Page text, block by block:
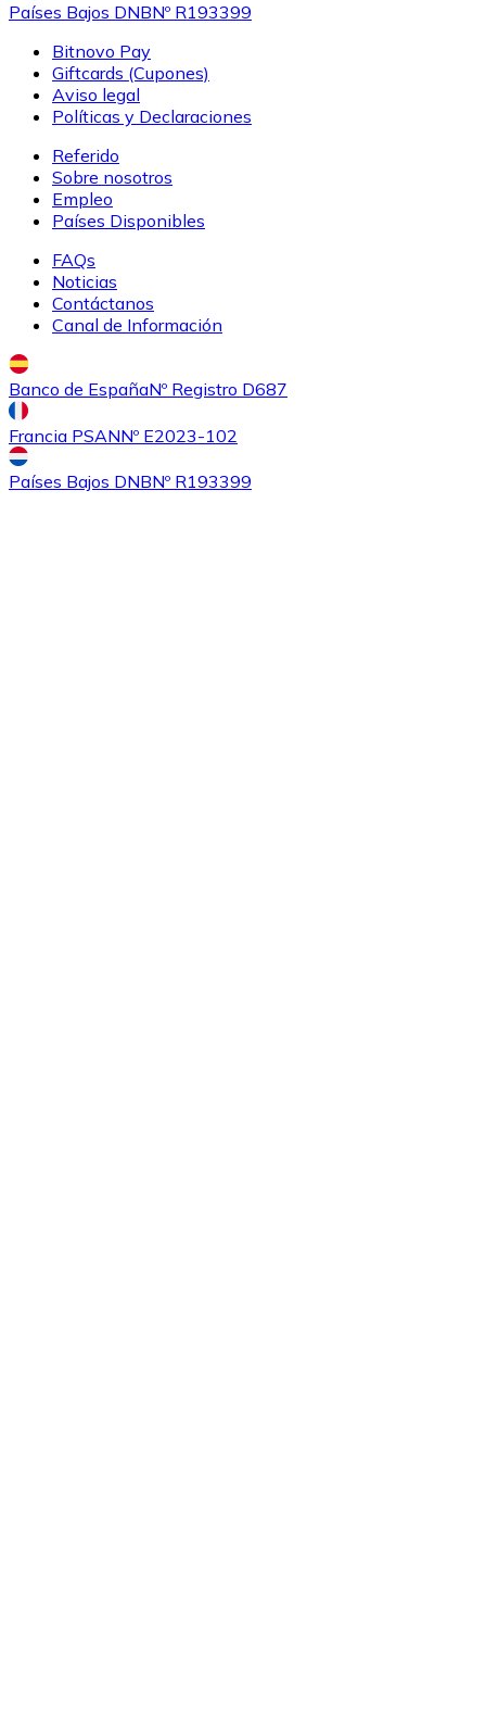
ComprarUniswap
UNI
Comprar
tarjeta
Países Bajos DNBNº R193399
Bitnovo Pay
Giftcards (Cupones)
Aviso legal
Políticas y Declaraciones
Referido
Sobre nosotros
Empleo
Países Disponibles
FAQs
Noticias
Contáctanos
Canal de Información
Banco de EspañaNº Registro D687
Francia PSANNº E2023-102
Países Bajos DNBNº R193399